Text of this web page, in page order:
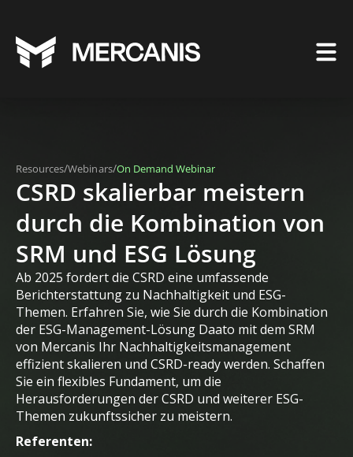
Resources/Webinars/On Demand Webinar
CSRD skalierbar meistern
durch die Kombination von
SRM und ESG Lösung
Ab 2025 fordert die CSRD eine umfassende
Berichterstattung zu Nachhaltigkeit und ESG-
Themen. Erfahren Sie, wie Sie durch die Kombination
der ESG-Management-Lösung Daato mit dem SRM
von Mercanis Ihr Nachhaltigkeitsmanagement
effizient skalieren und CSRD-ready werden. Schaffen
Sie ein flexibles Fundament, um die
Herausforderungen der CSRD und weiterer ESG-
Themen zukunftssicher zu meistern.
Referenten: